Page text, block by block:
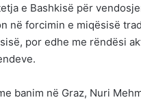
e Bashkisë për
në forcimin e miqësisë
por edhe me rëndësi
banim në Graz, Nuri